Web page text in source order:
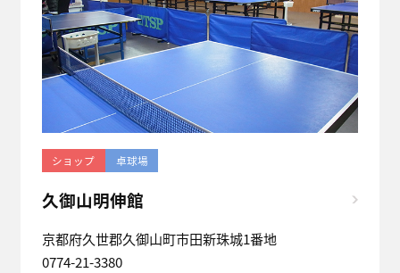
ショップ 卓球場
久御山明伸館
京都府久世郡久御山町市田新珠城1番地
0774-21-3380